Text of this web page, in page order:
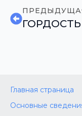
Главная страница
Основные